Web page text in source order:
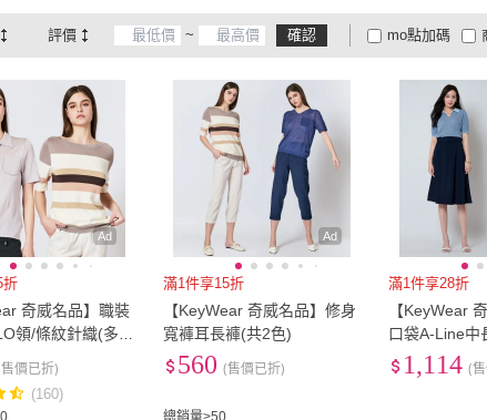
評價 ~ 確認 mo點加碼
低溫宅配
大家電安心配
及以上
Ad
折
奇威名品】職裝
領/條紋針織(多款
價已折)
(160)
Ad
滿1件享15折
【KeyWear 奇威名品】修身
寬褲耳長褲(共2色)
總銷量>50
560 (售價已折)
滿1件享28折
【KeyWear
口袋A-Line中
1,114 (